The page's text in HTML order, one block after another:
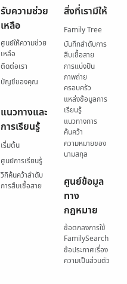
รับความช่วย
เหลือ
ศูนย์ให้ความช่วย
เหลือ
ติดต่อเรา
บัญชีของคุณ
แนวทางและ
การเรียนรู้
เริ่มต้น
ศูนย์การเรียนรู้
วิกิค้นคว้าลำดับ
การสืบเชื้อสาย
สิ่งที่เรามีให้
Family Tree
บันทึกลำดับการ
สืบเชื้อสาย
การแบ่งปัน
ภาพถ่าย
ครอบครัว
แหล่งข้อมูลการ
เรียนรู้
แนวทางการ
ค้นคว้า
ความหมายของ
นามสกุล
ศูนย์ข้อมูล
ทาง
กฎหมาย
ข้อตกลงการใช้
FamilySearch
ข้อประกาศเรื่อง
ความเป็นส่วนตัว